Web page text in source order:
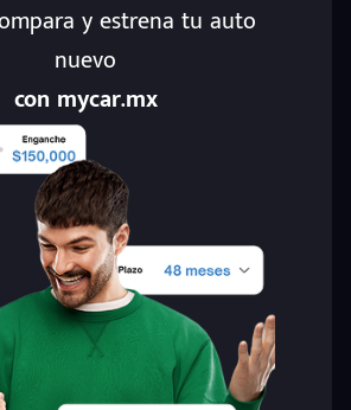
y estrena tu auto
nuevo
con mycar.mx